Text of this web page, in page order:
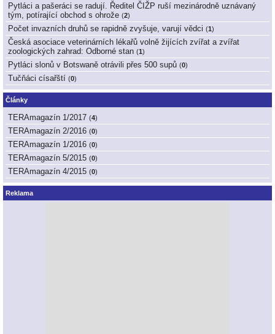
Pytláci a pašeráci se radují. Ředitel ČIŽP ruší mezinárodně uznávaný
tým, potírající obchod s ohrože (2)
Počet invazních druhů se rapidně zvyšuje, varují vědci (1 )
Česká asociace veterinárních lékařů volně žijících zvířat a zvířat
zoologických zahrad: Odborné stan (1 )
Pytláci slonů v Botswaně otrávili přes 500 supů (0)
Tučňáci císařští (0)
Články
TERAmagazín 1/2017 (4)
TERAmagazín 2/2016 (0)
TERAmagazín 1/2016 (0)
TERAmagazín 5/2015 (0)
TERAmagazín 4/2015 (0)
Reklama